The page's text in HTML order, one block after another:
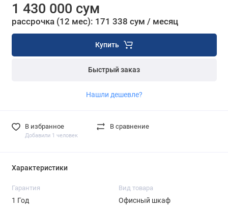
1 430 000 сум
рассрочка (12 мес): 171 338 сум / месяц
Купить
Быстрый заказ
Нашли дешевле?
В избранное
Добавили 1 человек
В сравнение
Характеристики
Гарантия
1 Год
Вид товара
Офисный шкаф